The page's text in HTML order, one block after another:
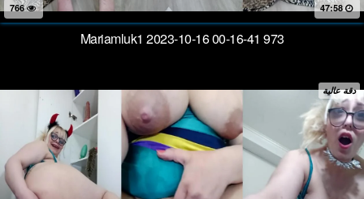
766 47:58
Mariamluk1 2023-10-16 00-16-41 973
دقة عالية